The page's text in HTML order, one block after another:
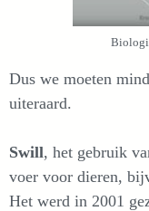
Dus we moeten
uiteraard.
Swill, het gebruik
voer voor dieren,
Het werd in 2001